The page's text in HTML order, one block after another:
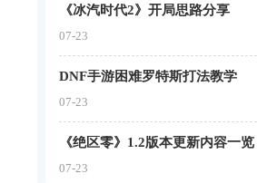
《冰汽时代2》开局思路分享
07-23
DNF手游困难罗特斯打法教学
07-23
《绝区零》1.2版本更新内容一览
07-23